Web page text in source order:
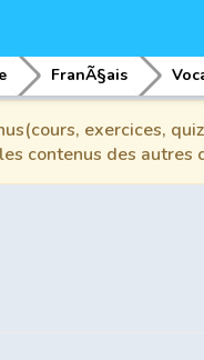
FranÃ§ais
exercices,
contenus des autres